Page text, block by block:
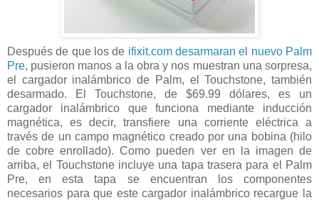
Después de que los de ifixit.com desarmaran el nuevo Palm
Pre, pusieron manos a la obra y nos muestran una sorpresa,
el cargador inalámbrico de Palm, el Touchstone, también
desarmado. El Touchstone, de $69.99 dólares, es un
cargador inalámbrico que funciona mediante inducción
magnética, es decir, transfiere una corriente eléctrica a
través de un campo magnético creado por una bobina (hilo
de cobre enrollado). Como pueden ver en la imagen de
arriba, el Touchstone incluye una tapa trasera para el Palm
Pre, en esta tapa se encuentran los componentes
necesarios para que este cargador inalámbrico recargue la